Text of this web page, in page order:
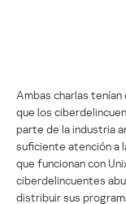
Ambas charlas
que los
parte de la industria
suficiente atención a
que funcionan con
ciberdelincuentes
distribuir sus